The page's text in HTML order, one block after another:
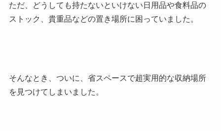
ただ、どうしても持たないといけない日用品や食料品の
ストック、貴重品などの置き場所に困っていました。
そんなとき、ついに、省スペースで超実用的な収納場所
を見つけてしまいました。